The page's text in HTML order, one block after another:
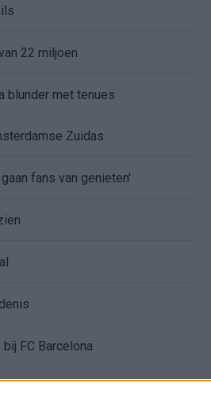
22 miljoen
blunder met tenues
Zuidas
fans van genieten'
FC Barcelona
met Lionel Messi